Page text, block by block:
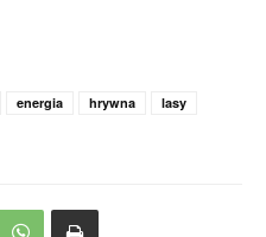
energia hrywna
lasy